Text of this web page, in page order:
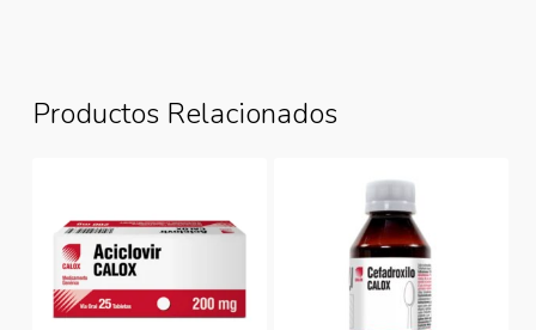
Productos Relacionados